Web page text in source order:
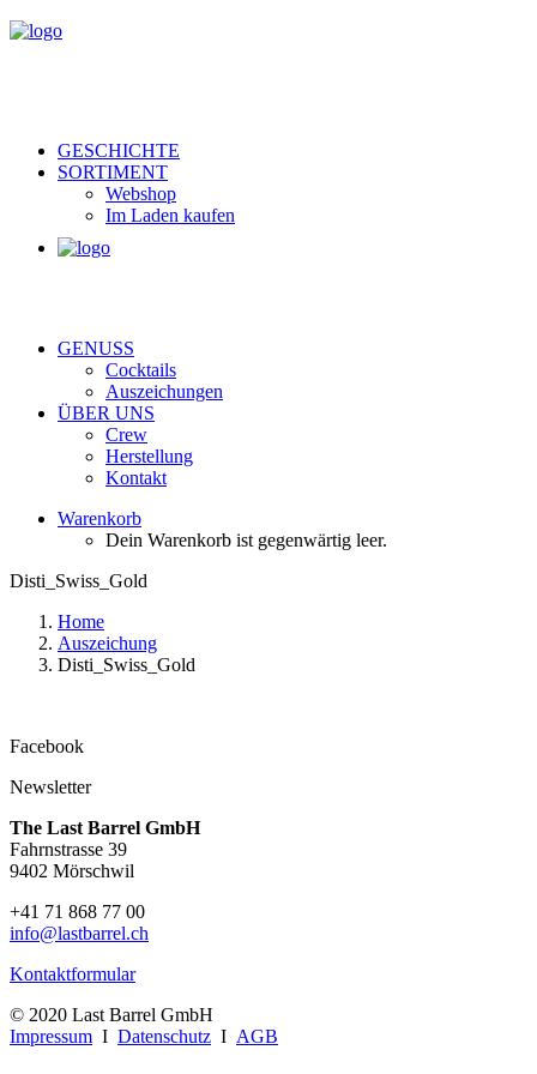
GESCHICHTE
SORTIMENT
Webshop
Im Laden kaufen
GENUSS
Cocktails
Auszeichungen
ÜBER UNS
Crew
Herstellung
Kontakt
Warenkorb
Dein Warenkorb ist gegenwärtig leer.
Disti_Swiss_Gold
Home
Auszeichung
Disti_Swiss_Gold
Facebook
Newsletter
The Last Barrel GmbH
Fahrnstrasse 39
9402 Mörschwil
+41 71 868 77 00
info@lastbarrel.ch
Kontaktformular
© 2020 Last Barrel GmbH
Impressum I Datenschutz I AGB